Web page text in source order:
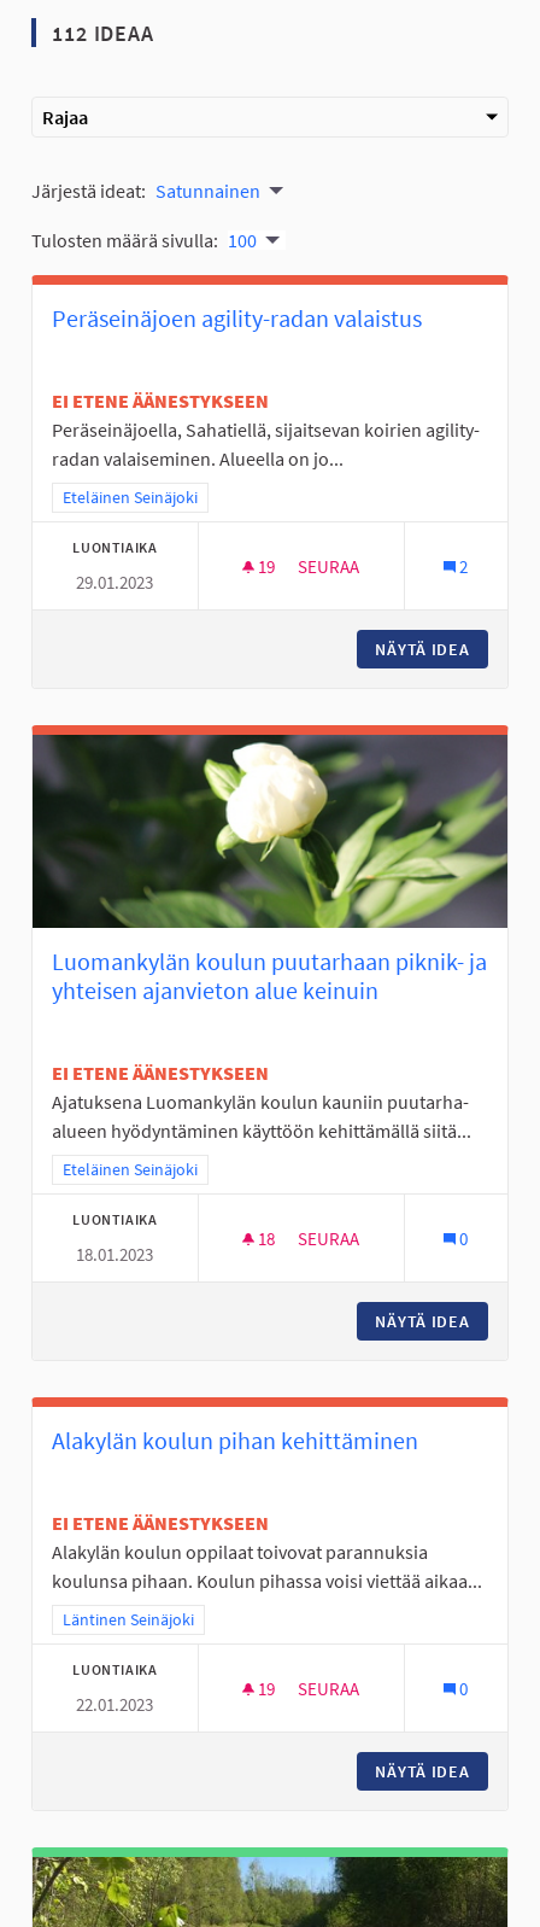
112 IDEAA
Rajaa
Järjestä ideat: Satunnainen
Tulosten määrä sivulla: 100
Peräseinäjoen agility-radan valaistus
EI ETENE ÄÄNESTYKSEEN
Peräseinäjoella, Sahatiellä, sijaitsevan koirien agility-
radan valaiseminen. Alueella on jo...
Rajaa tulokset teeman mukaan: Eteläinen Seinäjoki
Eteläinen Seinäjoki
LUONTIAIKA
29.01.2023
19 19 SEURAAJAA
SEURAA 2
NÄYTÄ IDEA
Luomankylän koulun puutarhaan piknik- ja
yhteisen ajanvieton alue keinuin
EI ETENE ÄÄNESTYKSEEN
Ajatuksena Luomankylän koulun kauniin puutarha-
alueen hyödyntäminen käyttöön kehittämällä siitä...
Rajaa tulokset teeman mukaan: Eteläinen Seinäjoki
Eteläinen Seinäjoki
LUONTIAIKA
18.01.2023
18 18 SEURAAJAA
SEURAA 0
NÄYTÄ IDEA
Alakylän koulun pihan kehittäminen
EI ETENE ÄÄNESTYKSEEN
Alakylän koulun oppilaat toivovat parannuksia
koulunsa pihaan. Koulun pihassa voisi viettää aikaa...
Rajaa tulokset teeman mukaan: Läntinen Seinäjoki
Läntinen Seinäjoki
LUONTIAIKA
22.01.2023
19 19 SEURAAJAA
SEURAA 0
NÄYTÄ IDEA